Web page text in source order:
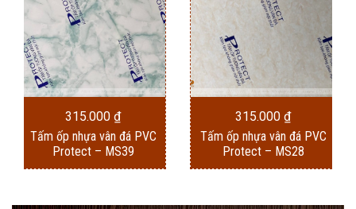
315.000 ₫
Tấm ốp nhựa vân đá PVC
Protect – MS39
315.000 ₫
Tấm ốp nhựa vân đá PVC
Protect – MS28